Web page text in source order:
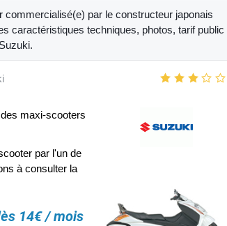
commercialisé(e) par le constructeur japonais
caractéristiques techniques, photos, tarif public
maxi-scooters
par l'un de
à consulter la
14€ / mois